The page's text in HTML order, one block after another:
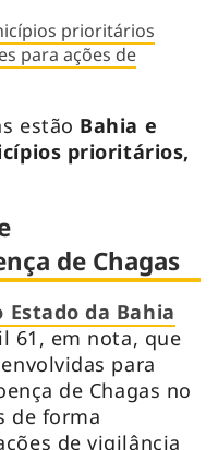
prioritários
para ações de
estão Bahia e
prioritários,
de Chagas
Estado da Bahia
61, em nota, que
para
de Chagas no
de forma
de vigilância